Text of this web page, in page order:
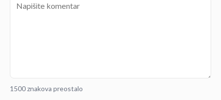
1500 znakova preostalo